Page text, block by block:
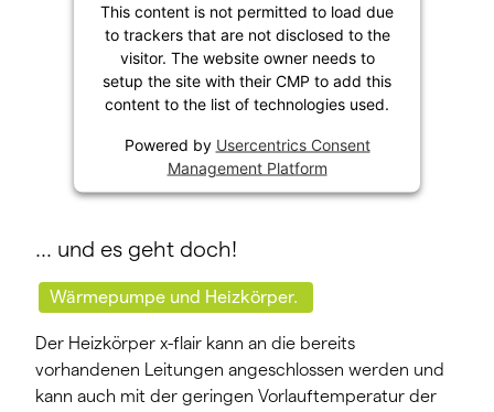
… und es geht doch!
Wärmepumpe und Heizkörper.
Der Heizkörper x-flair kann an die bereits
vorhandenen Leitungen angeschlossen werden und
kann auch mit der geringen Vorlauftemperatur der
This content is not permitted to load due
to trackers that are not disclosed to the
visitor. The website owner needs to
setup the site with their CMP to add this
content to the list of technologies used.
Powered by Usercentrics Consent
Management Platform